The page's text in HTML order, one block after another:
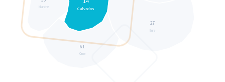
Manche Calvados
27
Eure
61
Orne